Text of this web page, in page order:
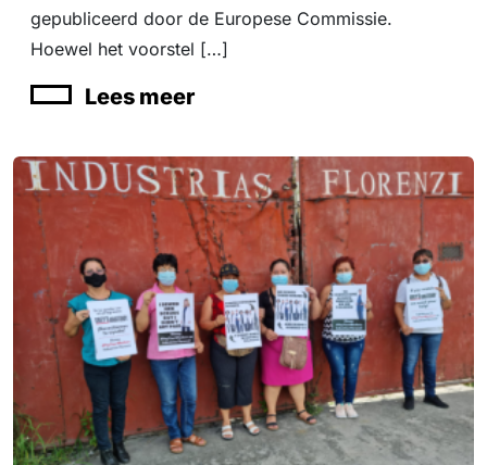
gepubliceerd door de Europese Commissie.
Hoewel het voorstel […]
Lees meer